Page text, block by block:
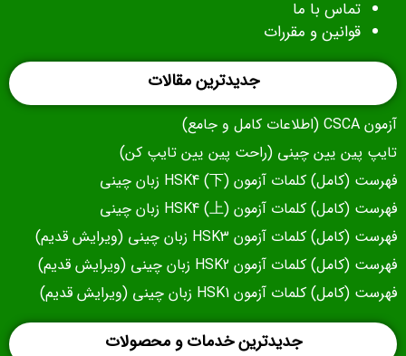
تماس با ما
قوانین و مقررات
جدیدترین مقالات
آزمون CSCA (اطلاعات کامل و جامع)
تایپ پین یین چینی (راحت پین یین تایپ کن)
فهرست (کامل) کلمات آزمون (下) HSK4 زبان چینی
فهرست (کامل) کلمات آزمون (上) HSK4 زبان چینی
فهرست (کامل) کلمات آزمون HSK3 زبان چینی (ویرایش قدیم)
فهرست (کامل) کلمات آزمون HSK2 زبان چینی (ویرایش قدیم)
فهرست (کامل) کلمات آزمون HSK1 زبان چینی (ویرایش قدیم)
جدیدترین خدمات و محصولات